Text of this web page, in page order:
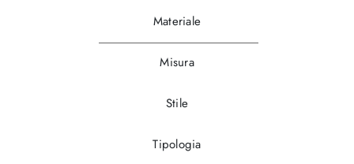
Materiale
Misura
Stile
Tipologia